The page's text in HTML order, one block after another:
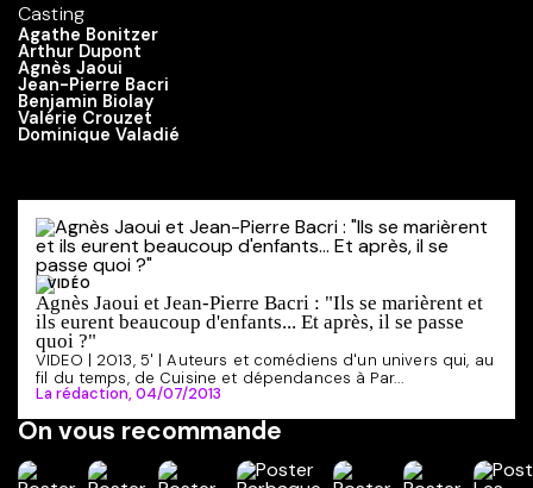
Casting
Agathe Bonitzer
Arthur Dupont
Agnès Jaoui
Jean-Pierre Bacri
Benjamin Biolay
Valérie Crouzet
Dominique Valadié
VIDÉO
Agnès Jaoui et Jean-Pierre Bacri : "Ils se marièrent et
ils eurent beaucoup d'enfants... Et après, il se passe
quoi ?"
VIDEO | 2013, 5' | Auteurs et comédiens d'un univers qui, au
fil du temps, de Cuisine et dépendances à Par...
La rédaction, 04/07/2013
On vous recommande